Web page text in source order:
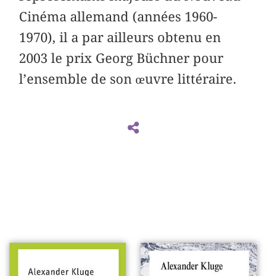
Cinéma allemand (années 1960-
1970), il a par ailleurs obtenu en
2003 le prix Georg Büchner pour
l’ensemble de son œuvre littéraire.